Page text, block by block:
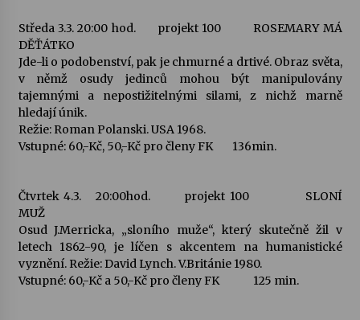
Votavžatský ploty
Letní koncerty ve Stromovce: Rufus Miller
17. 7. 2026
Ozvěny prázdnin
14. 7. 2026
Středa 3.3. 20:00 hod. projekt 100 ROSEMARY MÁ
DĚŤÁTKO
Jde-li o podobenství, pak je chmurné a drtivé. Obraz světa,
v němž osudy jedinců mohou být manipulovány
tajemnými a nepostižitelnými silami, z nichž marně
hledají únik.
Režie: Roman Polanski. USA 1968.
Vstupné: 60,-Kč, 50,-Kč pro členy FK 136min.
Čtvrtek 4.3. 20:00hod. projekt 100 SLONÍ
MUŽ
Osud J.Merricka, „sloního muže“, který skutečně žil v
letech 1862-90, je líčen s akcentem na humanistické
vyznění. Režie: David Lynch. V.Británie 1980.
Vstupné: 60,-Kč a 50,-Kč pro členy FK 125 min.